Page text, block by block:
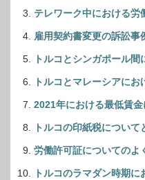
テレワーク中における労
雇用契約書変更の訴訟事
トルコとシンガポール
トルコとマレーシアに
2021年における最低賃金
トルコの印紙税について
労働許可証についてのよ
トルコのラマダン時期に